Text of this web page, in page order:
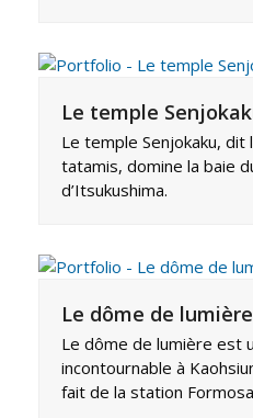
Le temple
Le temple Senjokaku,
tatamis, domine la baie
d’Itsukushima.
Le dôme de lumière
Le dôme de lumière est
incontournable à
fait de la station